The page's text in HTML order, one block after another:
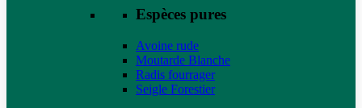
Espèces pures
Avoine rude
Moutarde Blanche
Radis fourrager
Seigle Forestier